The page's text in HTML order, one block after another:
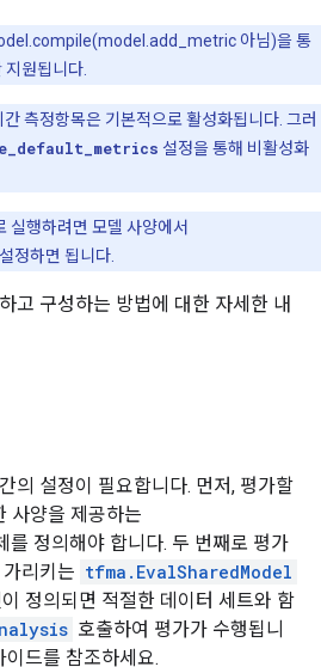
아님)을 통
원됩니다.
측정항목은 기본적으로 활성화됩니다. 그러
설정을 통해 비활성화
실행하려면 모델 사양에서
설정하면 됩니다.
고 구성하는 방법에 대한 자세한 내
의 설정이 필요합니다. 먼저, 평가할
사양을 제공하는
를 정의해야 합니다. 두 번째로 평가
리키는 tfma.EvalSharedModel
정의되면 적절한 데이터 세트와 함
호출하여 평가가 수행됩니
이드를 참조하세요.